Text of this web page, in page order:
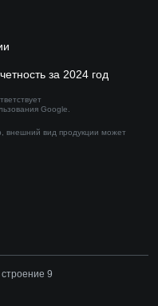
за 2024 год
Google.
внешний вид продукции может
9